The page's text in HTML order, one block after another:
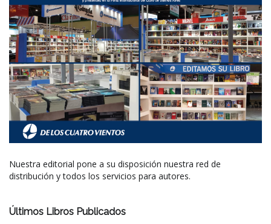
Nuestra editorial pone a su disposición nuestra red de
distribución y todos los servicios para autores.
Últimos Libros Publicados